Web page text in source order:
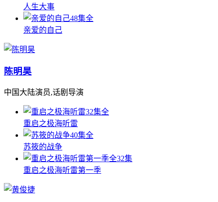
人生大事
48集全
亲爱的自己
陈明昊
中国大陆演员,话剧导演
32集全
重启之极海听雷
40集全
苏筱的战争
全32集
重启之极海听雷第一季